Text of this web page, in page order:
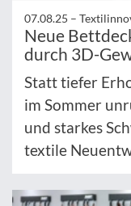
07.08.25 –
Neue
durch 3D-
Statt tiefer
im Sommer
und starkes
textile